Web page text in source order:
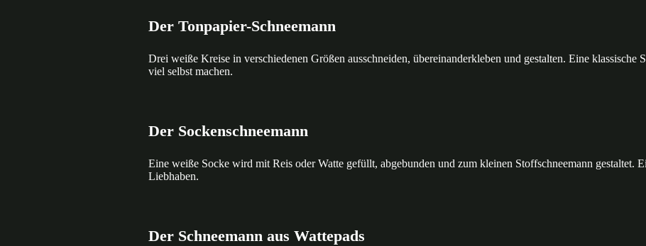
Der Tonpapier-Schneemann
Drei weiße Kreise in verschiedenen Größen ausschneiden, übereinanderkleben und gestalten. Eine klassische
viel selbst machen.
Der Sockenschneemann
Eine weiße Socke wird mit Reis oder Watte gefüllt, abgebunden und zum kleinen Stoffschneemann gestaltet.
Liebhaben.
Der Schneemann aus Wattepads